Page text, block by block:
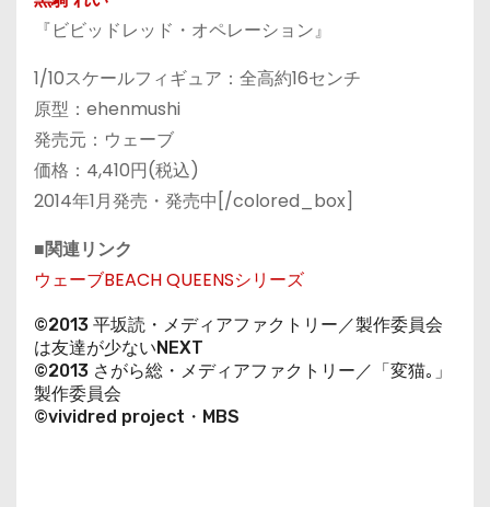
『ビビッドレッド・オペレーション』
1/10スケールフィギュア：全高約16センチ
原型：ehenmushi
発売元：ウェーブ
価格：4,410円(税込)
2014年1月発売・発売中[/colored_box]
■関連リンク
ウェーブBEACH QUEENSシリーズ
©2013 平坂読・メディアファクトリー／製作委員会
は友達が少ないNEXT
©2013 さがら総・メディアファクトリー／「変猫｡」
製作委員会
©vividred project・MBS